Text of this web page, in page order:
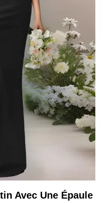
Avec Une Épaule